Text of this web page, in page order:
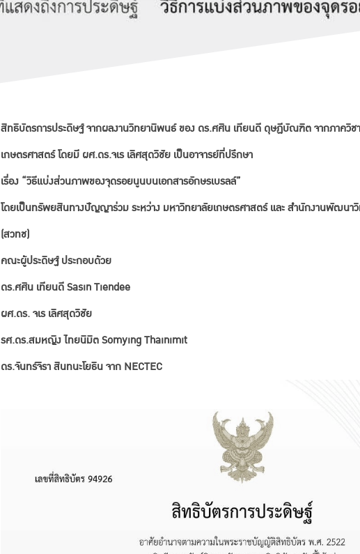
สิทธิบัตรการประดิษฐ์ จากผลงานวิทยานิพนธ์ ของ ดร.ศศิน เทียนดี ดุษฏีบัณฑิต จากภาควิช
เกษตรศาสตร์ โดยมี ผศ.ดร.จเร เลิศสุดวิชัย เป็นอาจารย์ที่ปรึกษา
เรี่อง “วิธีแบ่งส่วนภาพของจุดรอยนูนบนเอกสารอักษรเบรลล์”
โดยเป็นทรัพยสินทางปัญญาร่วม ระหว่าง มหาวิทยาลัยเกษตรศาสตร์ และ สำนักงานพัฒนาวิ
(สวทช)
คณะผู้ประดิษฐ์ ประกอบด้วย
ดร.ศศิน เทียนดี Sasin Tiendee
ผศ.ดร. จเร เลิศสุดวิชัย
รศ.ดร.สมหญิง ไทยนิมิต Somying Thainimit
ดร.จันทร์จิรา สินทนะโยธิน จาก NECTEC